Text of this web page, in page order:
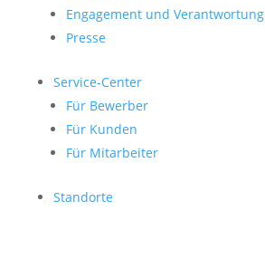
Engage­ment und Verantwor­tung
Presse
Service-Center
Für Bewerber
Für Kunden
Für Mitarbeiter
Standorte